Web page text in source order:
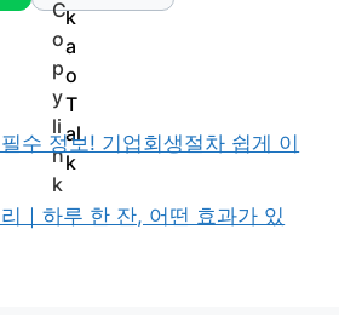
수 정보! 기업회생절차 쉽게 이
｜하루 한 잔, 어떤 효과가 있